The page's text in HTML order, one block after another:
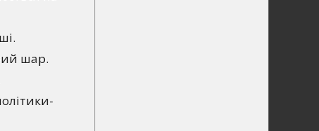
шар.